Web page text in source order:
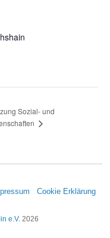
Sozial- und
Cookie Erklärung
e.V. 2026